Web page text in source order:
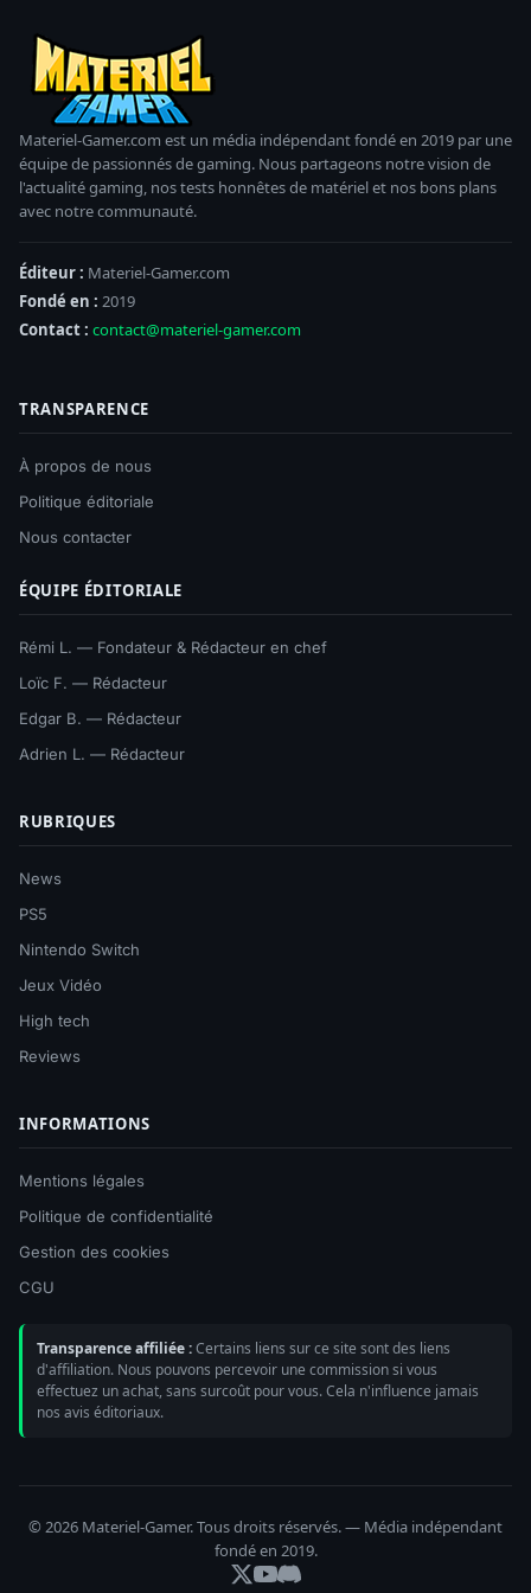
Materiel-Gamer.com est un média indépendant fondé en 2019 par une
équipe de passionnés de gaming. Nous partageons notre vision de
l'actualité gaming, nos tests honnêtes de matériel et nos bons plans
avec notre communauté.
Éditeur : Materiel-Gamer.com
Fondé en : 2019
Contact : contact@materiel-gamer.com
TRANSPARENCE
À propos de nous
Politique éditoriale
Nous contacter
ÉQUIPE ÉDITORIALE
Rémi L. — Fondateur & Rédacteur en chef
Loïc F. — Rédacteur
Edgar B. — Rédacteur
Adrien L. — Rédacteur
RUBRIQUES
News
PS5
Nintendo Switch
Jeux Vidéo
High tech
Reviews
INFORMATIONS
Mentions légales
Politique de confidentialité
Gestion des cookies
CGU
Transparence affiliée :Certains liens sur ce site sont des liens
d'affiliation. Nous pouvons percevoir une commission si vous
effectuez un achat, sans surcoût pour vous. Cela n'influence jamais
nos avis éditoriaux.
© 2026 Materiel-Gamer. Tous droits réservés. — Média indépendant
fondé en 2019.